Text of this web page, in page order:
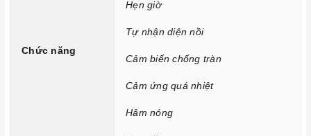
Chức năng Tự nhận diện nồi nấu: Bếp từ
nhận diện được
thiết bị đun nấu và hoạt động.
Chức năng Cảm biến chống tràn:
Nếu nước hoặc thức ăn
bị tràn ra mặt bếp, cảm ứng sẽ phát ra tiếng bíp và tự động
tắt để đảm bảo an toàn cho người dùng và giữ cho
sạch
Chức năng
Hẹn giờ
Tự nhận diện nồi
Cảm biến chống tràn
Cảm ứng quá nhiệt
Hâm nóng